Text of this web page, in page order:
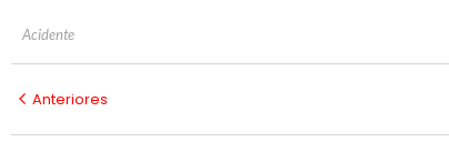
Acidente
Anteriores